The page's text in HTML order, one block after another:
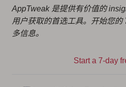
AppTweak 是提供有价值的
用户获取的首选工具。开始您的
多信息。
Start a 7-day